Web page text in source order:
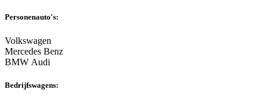
Personenauto's:
Volkswagen
Mercedes Benz
BMW Audi
Bedrijfswagens: